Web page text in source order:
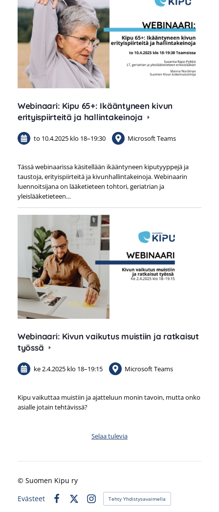
Webinaari: Kipu 65+: Ikääntyneen kivun
erityispiirteitä ja hallintakeinoja
to 10.4.2025 klo 18–19:30 Microsoft Teams
Tässä webinaarissa käsitellään ikääntyneen kiputyyppejä ja
taustoja, erityispiirteitä ja kivunhallintakeinoja. Webinaarin
luennoitsijana on lääketieteen tohtori, geriatrian ja
yleislääketieteen…
Webinaari: Kivun vaikutus muistiin ja ratkaisut
työssä
ke 2.4.2025 klo 18–19:15 Microsoft Teams
Kipu vaikuttaa muistiin ja ajatteluun monin tavoin, mutta onko
asialle jotain tehtävissä?
Selaa tulevia
© Suomen Kipu ry
Evästeet
Facebook
X Instagram
Tehty Yhdistysavaimella